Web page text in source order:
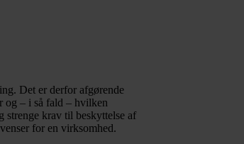
Det er derfor afgørende
og – i så fald – hvilken
strenge krav til beskyttelse af
for en virksomhed.